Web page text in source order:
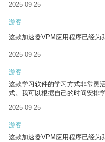
2025-09-25
游客
这款加速器VPM应用程序已经为
2025-09-25
游客
这款学习软件的学习方式非常灵
式。我可以根据自己的时间安排
2025-09-25
游客
这款加速器VPM应用程序已经为